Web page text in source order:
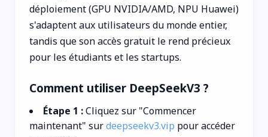
déploiement (GPU NVIDIA/AMD, NPU Huawei)
s'adaptent aux utilisateurs du monde entier,
tandis que son accès gratuit le rend précieux
pour les étudiants et les startups.
Comment utiliser DeepSeekV3 ?
Étape 1 :Cliquez sur "Commencer
maintenant" surdeepseekv3.vip pour accéder